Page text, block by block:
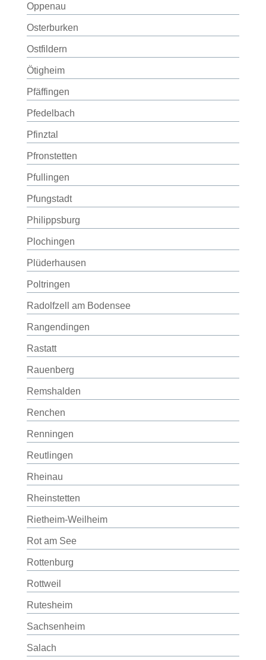
Oppenau
Osterburken
Ostfildern
Ötigheim
Pfäffingen
Pfedelbach
Pfinztal
Pfronstetten
Pfullingen
Pfungstadt
Philippsburg
Plochingen
Plüderhausen
Poltringen
Radolfzell am Bodensee
Rangendingen
Rastatt
Rauenberg
Remshalden
Renchen
Renningen
Reutlingen
Rheinau
Rheinstetten
Rietheim-Weilheim
Rot am See
Rottenburg
Rottweil
Rutesheim
Sachsenheim
Salach